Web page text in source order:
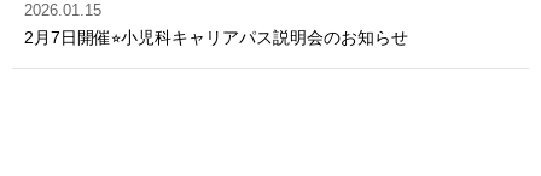
2026.01.15
2月7日開催⭐︎小児科キャリアパス説明会のお知らせ